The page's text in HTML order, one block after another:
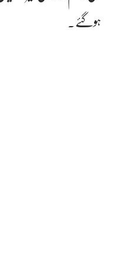
ہوگئے۔